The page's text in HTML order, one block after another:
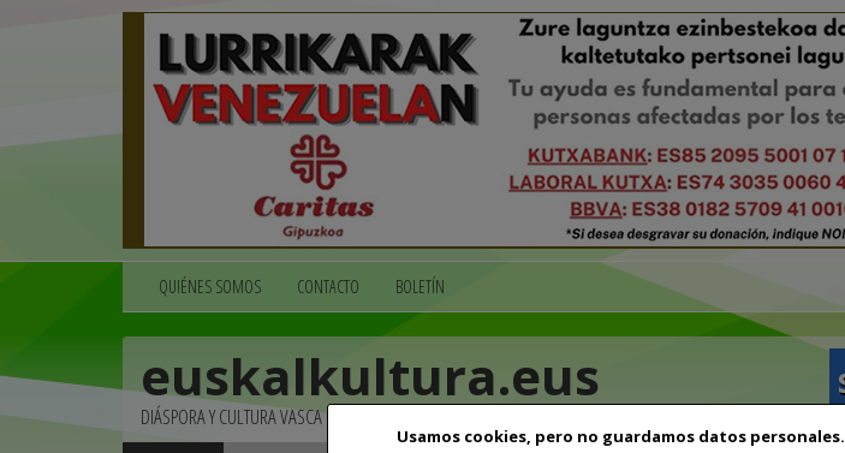
Usamos cookies, pero no guardamos datos personales.
QUIÉNES SOMOS CONTACTO BOLETÍN
euskalkultura.eus
DIÁSPORA Y CULTURA VASCA